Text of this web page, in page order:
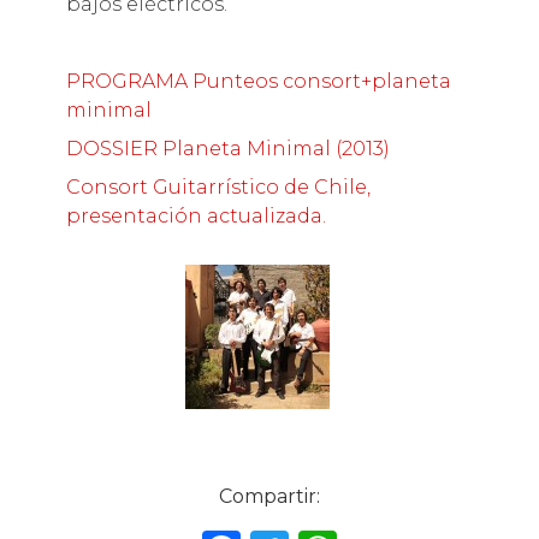
PROGRAMA Punteos consort+planeta
minimal
DOSSIER Planeta Minimal (2013)
Consort Guitarrístico de Chile,
presentación actualizada.
Compartir: